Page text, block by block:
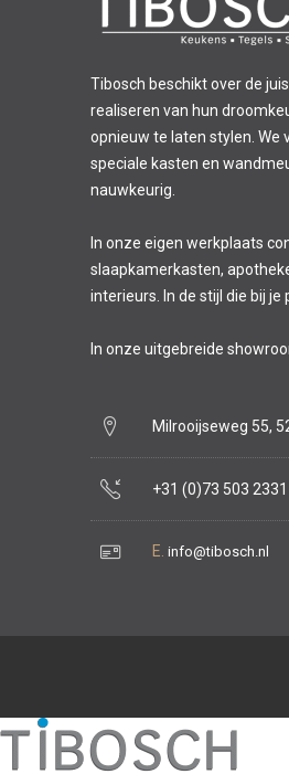
Tibosch beschikt over de
realiseren van hun
opnieuw te laten stylen. We
speciale kasten en
nauwkeurig.
In onze eigen werkplaats
slaapkamerkasten,
interieurs. In de stijl die bij je
In onze uitgebreide
Milrooijseweg 55,
+31 (0)73 503 2331
E. info@tibosch.nl